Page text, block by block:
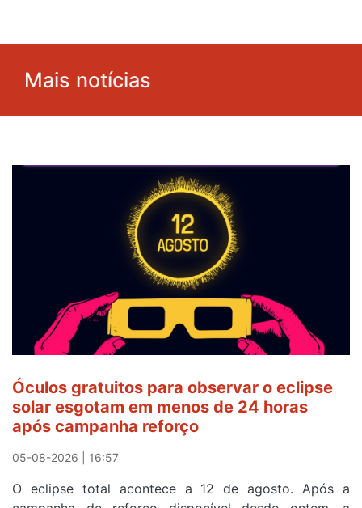
Mais notícias
Óculos gratuitos para observar o eclipse
solar esgotam em menos de 24 horas
após campanha reforço
05-08-2026 | 16:57
O eclipse total acontece a 12 de agosto. Após a